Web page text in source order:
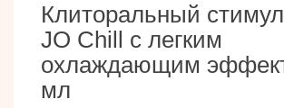
Клиторальный
JO Chill с легким
охлаждающим
мл